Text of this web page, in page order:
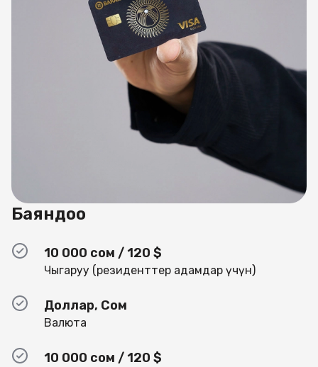
Баяндоо
10 000 сом / 120 $
Чыгаруу (резиденттер адамдар үчүн)
Доллар, Сом
Валюта
10 000 сом / 120 $